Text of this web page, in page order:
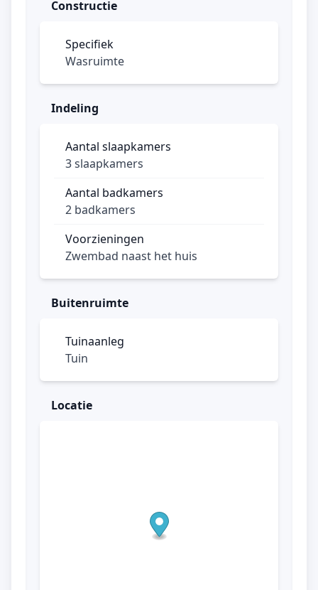
Constructie
Specifiek
Wasruimte
Indeling
Aantal slaapkamers
3 slaapkamers
Aantal badkamers
2 badkamers
Voorzieningen
Zwembad naast het huis
Buitenruimte
Tuinaanleg
Tuin
Locatie